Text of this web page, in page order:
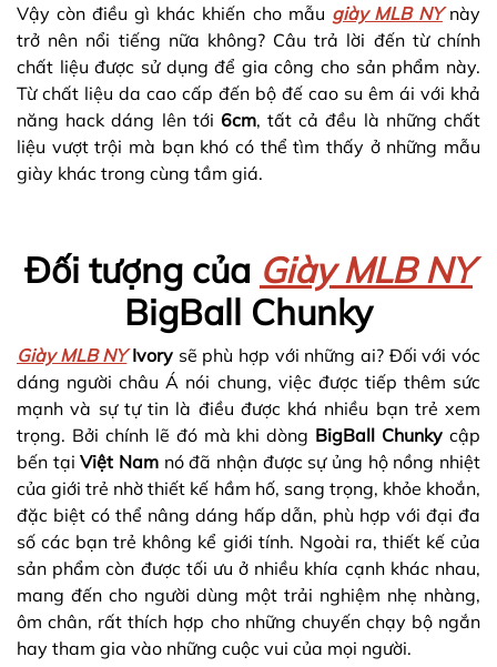
Vậy còn điều gì khác khiến cho mẫu giày MLB NYnày
trở nên nổi tiếng nữa không? Câu trả lời đến từ chính
chất liệu được sử dụng để gia công cho sản phẩm này.
Từ chất liệu da cao cấp đến bộ đế cao su êm ái với khả
năng hack dáng lên tới 6cm, tất cả đều là những chất
liệu vượt trội mà bạn khó có thể tìm thấy ở những mẫu
giày khác trong cùng tầm giá.
Đối tượng của Giày MLB NY
BigBall Chunky
Giày MLB NYIvory sẽ phù hợp với những ai? Đối với vóc
dáng người châu Á nói chung, việc được tiếp thêm sức
mạnh và sự tự tin là điều được khá nhiều bạn trẻ xem
trọng. Bởi chính lẽ đó mà khi dòng BigBall Chunky cập
bến tạiViệt Nam nó đã nhận được sự ủng hộ nồng nhiệt
của giới trẻ nhờ thiết kế hầm hố, sang trọng, khỏe khoắn,
đặc biệt có thể nâng dáng hấp dẫn, phù hợp với đại đa
số các bạn trẻ không kể giới tính. Ngoài ra, thiết kế của
sản phẩm còn được tối ưu ở nhiều khía cạnh khác nhau,
mang đến cho người dùng một trải nghiệm nhẹ nhàng,
ôm chân, rất thích hợp cho những chuyến chạy bộ ngắn
hay tham gia vào những cuộc vui của mọi người.